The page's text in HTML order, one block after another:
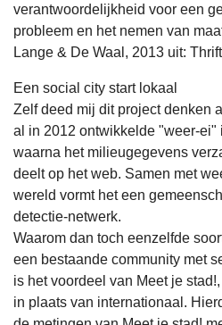
verantwoordelijkheid voor een
probleem en het nemen van
Lange & De Waal, 2013 uit:
Een social city start lokaal
Zelf deed mij dit project denken
al in 2012 ontwikkelde "weer-ei"
waarna het milieugegevens
deelt op het web. Samen met
wereld vormt het een
detectie-netwerk.
Waarom dan toch eenzelfde
een bestaande community met
is het voordeel van Meet je
in plaats van internationaal.